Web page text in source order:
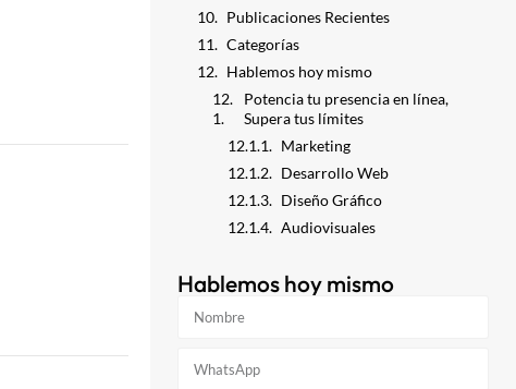
Publicaciones Recientes
Categorías
Hablemos hoy mismo
Potencia tu presencia en línea,
Supera tus límites
Marketing
Desarrollo Web
Diseño Gráfico
Audiovisuales
Hablemos hoy mismo